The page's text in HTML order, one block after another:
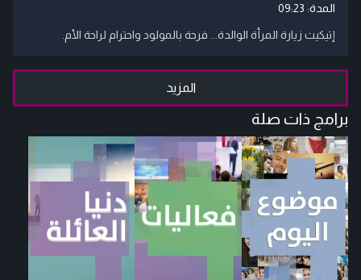
المدة: 09:23
إتيكيت زيارة المرأة الوالدة... فرحة بالمولود واحترام لراحة الأم.
المزيد
برامج ذات صلة